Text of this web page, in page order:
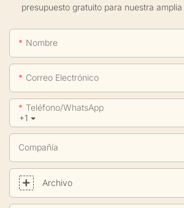
presupuesto gratuito para nuestra
Nombre
Correo Electrónico
+1
Teléfono/WhatsApp
Compañía
Archivo